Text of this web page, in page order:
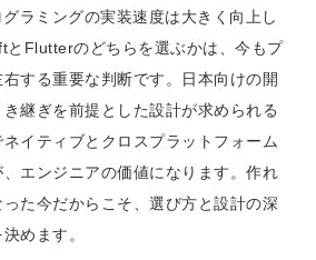
ラミングの実装速度は大きく向上し
とFlutterのどちらを選ぶかは、今もプ
する重要な判断です。日本向けの開
継ぎを前提とした設計が求められる
イティブとクロスプラットフォーム
エンジニアの価値になります。作れ
た今だからこそ、選び方と設計の深
めます。